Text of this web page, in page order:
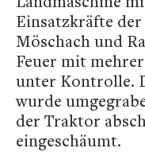
Einsatzkräfte
Möschach und
Feuer mit
unter Kontrolle.
wurde
der Traktor
eingeschäumt.